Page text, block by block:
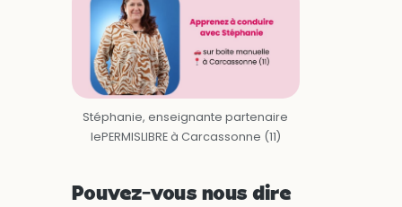
Stéphanie, enseignante partenaire
lePERMISLIBRE à Carcassonne (11)
Pouvez-vous nous dire